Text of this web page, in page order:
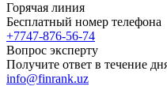
Горячая линия
Бесплатный номер телефона
+7747-876-56-74
Вопрос эксперту
Получите ответ в течение
info@finrank.uz